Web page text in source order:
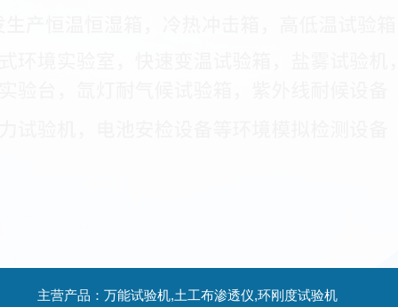
主营产品：万能试验机,土工布渗透仪,环刚度试验机